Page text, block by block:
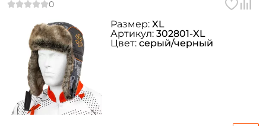
Размер: XL
Артикул: 302801-XL
Цвет: серый/черный
Номер телефона: *
Придумайте пароль: *